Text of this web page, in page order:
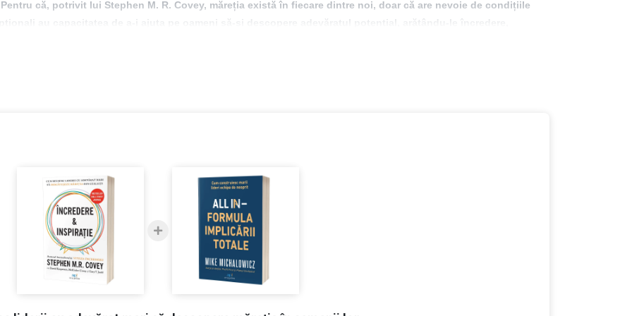
că, potrivit lui Stephen M. R. Covey, măreția există în fiecare dintre noi, doar că are nevoie de condițiile
au capacitatea de a-i ajuta pe oameni să-și descopere adevăratul potențial, arătându-le încredere,
cea mai bună formă de motivație umană.
FranklinCovey Global Trust Practice care se concentrează pe creșterea măsurabilă a rezultatelor și a influenței
mai importanți lideri de opinie în domeniul încrederii” de către grupul de advocacy Trust Across America/ Trust Around
la nivel internațional, care a predat despre încredere și leadership în 57 de țări pentru entități de afaceri,
de faptul că să-i inspirăm pe ceilalți se numără printre cele mai importante lucruri pe care le putem înfăptui în viață,
opus celui bazat pe Comandă & Control. Scopul lui este să descătușeze talentul și potențialul oamenilor, să le dea